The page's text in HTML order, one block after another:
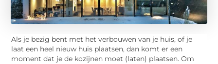
Als je bezig bent met het verbouwen van je huis, of je
laat een heel nieuw huis plaatsen, dan komt er een
moment dat je de kozijnen moet (laten) plaatsen. Om